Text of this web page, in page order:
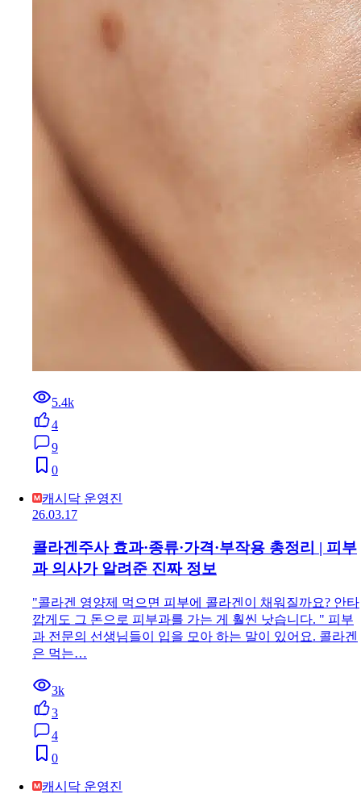
5.4k
4
9
0
캐시닥 운영진
26.03.17
콜라겐주사 효과·종류·가격·부작용 총정리 | 피부
과 의사가 알려준 진짜 정보
"콜라겐 영양제 먹으면 피부에 콜라겐이 채워질까요? 안타
깝게도 그 돈으로 피부과를 가는 게 훨씬 낫습니다. " 피부
과 전문의 선생님들이 입을 모아 하는 말이 있어요. 콜라겐
은 먹는…
3k
3
4
0
캐시닥 운영진